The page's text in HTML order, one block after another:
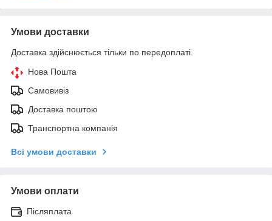
Умови доставки
Доставка здійснюється тільки по передоплаті.
Нова Пошта
Самовивіз
Доставка поштою
Транспортна компанія
Всі умови доставки
Умови оплати
Післяплата